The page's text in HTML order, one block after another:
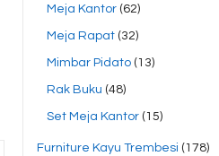
Meja Kantor(62)
Meja Rapat(32)
Mimbar Pidato(13)
Rak Buku (48)
Set Meja Kantor(15)
Furniture Kayu Trembesi (178)